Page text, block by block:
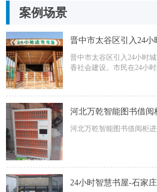
案例场景
晋中市太谷区引入24小
开启“阅读不打烊”新体
晋中市太谷区引入24小时
香社会建设。市民在24小
河北万乾智能图书借阅
分社区
河北万乾智能图书借阅柜
24小时智慧书屋-石家